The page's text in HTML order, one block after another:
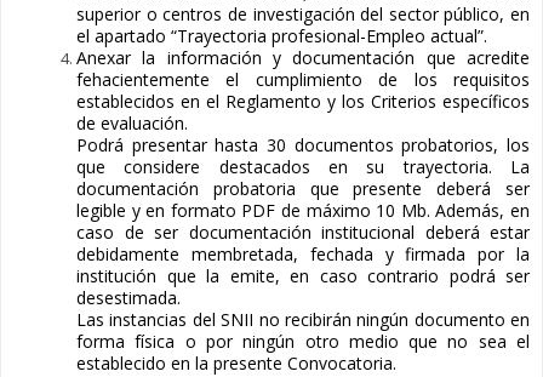
superior o centros de investigación del sector público, en
el apartado “Trayectoria profesional-Empleo actual”.
Anexar la información y documentación que acredite
fehacientemente el cumplimiento de los requisitos
establecidos en el Reglamento y los Criterios específicos
de evaluación.
Podrá presentar hasta 30 documentos probatorios, los
que considere destacados en su trayectoria. La
documentación probatoria que presente deberá ser
legible y en formato PDF de máximo 10 Mb. Además, en
caso de ser documentación institucional deberá estar
debidamente membretada, fechada y firmada por la
institución que la emite, en caso contrario podrá ser
desestimada.
Las instancias del SNII no recibirán ningún documento en
forma física o por ningún otro medio que no sea el
establecido en la presente Convocatoria.